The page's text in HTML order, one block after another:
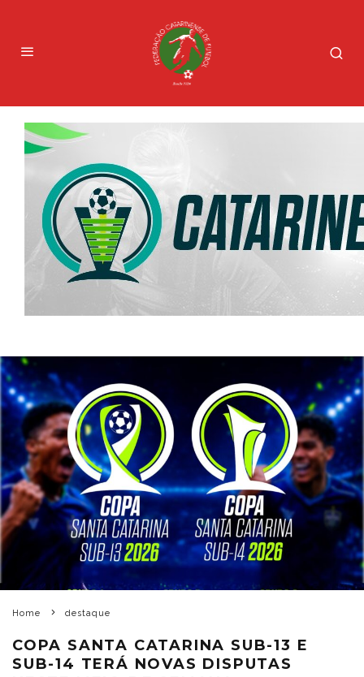
Home destaque
COPA SANTA CATARINA SUB-13 E
SUB-14 TERÁ NOVAS DISPUTAS